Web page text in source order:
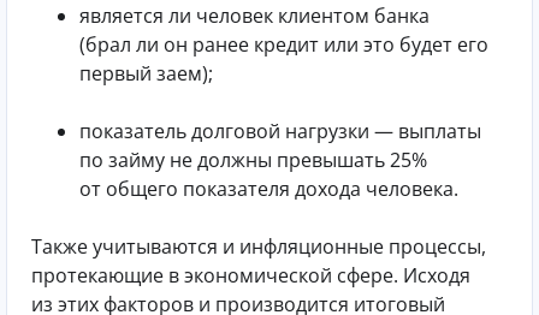
является ли человек клиентом банка
(брал ли он ранее кредит или это будет его
первый заем);
показатель долговой нагрузки — выплаты
по займу не должны превышать 25%
от общего показателя дохода человека.
Также учитываются и инфляционные процессы,
протекающие в экономической сфере. Исходя
из этих факторов и производится итоговый